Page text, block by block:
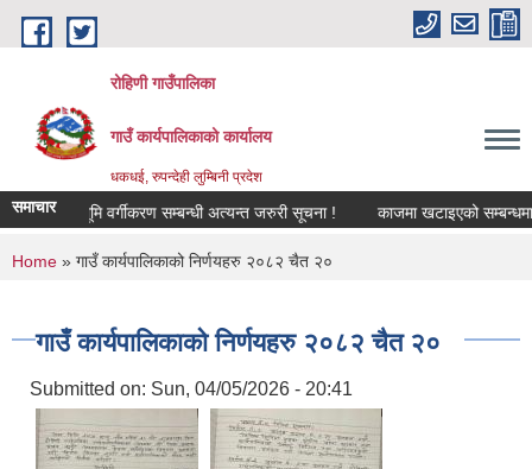
Skip to main content
रोहिणी गाउँपालिका
गाउँ कार्यपालिकाको कार्यालय
धकधई, रुपन्देही लुम्बिनी प्रदेश
समाचारभूमि वर्गीकरण सम्बन्धी अत्यन्त जरुरी सूचना ! काजमा खटाइएको सम्बन्धमा
You are here
Home » गाउँ कार्यपालिकाको निर्णयहरु २०८२ चैत २०
गाउँ कार्यपालिकाको निर्णयहरु २०८२ चैत २०
Submitted on: Sun, 04/05/2026 - 20:41